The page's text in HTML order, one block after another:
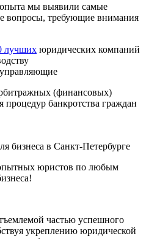
мы выявили самые
вопросы, требующие внимания
лучших юридических компаний
(финансовых)
банкротства граждан
бизнеса в Санкт-Петербурге
опытных юристов по любым
частью успешного
укреплению юридической